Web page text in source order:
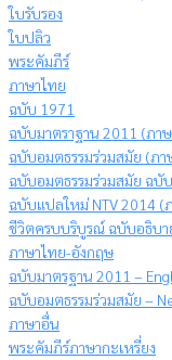
ใบรับรอง
ใบปลิว
พระคัมภีร์
ภาษาไทย
ฉบับ 1971
ฉบับมาตราฐาน 2011 (ภา
ฉบับอมตธรรมร่วมสมัย (ภา
ฉบับอมตธรรมร่วมสมัย ฉบั
ฉบับแปลใหม่ NTV 2014 (
ชีวิตครบบริบูรณ์ ฉบับอธิบา
ภาษาไทย-อังกฤษ
ฉบับมาตรฐาน 2011 –
ฉบับอมตธรรมร่วมสมัย –
ภาษาอื่น
พระคัมภีร์ภาษากะเหรี่ยง